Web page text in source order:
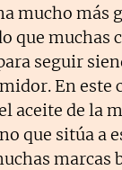
mucho más
que muchas
seguir
En este
aceite de la
que sitúa a
marcas